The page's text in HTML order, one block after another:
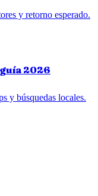
y retorno esperado.
2026
y búsquedas locales.